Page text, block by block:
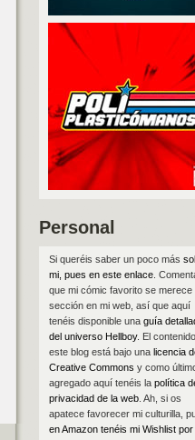
Personal
Si queréis saber un poco más
mi, pues en este enlace.
que mi cómic favorito se merece
sección en mi web, así que aquí
tenéis disponible una guía
del universo Hellboy. El
este blog está bajo una licencia
Creative Commons y como
agregado aquí tenéis la política
privacidad de la web. Ah, si os
apatece favorecer mi culturilla,
en Amazon tenéis mi Wishlist por